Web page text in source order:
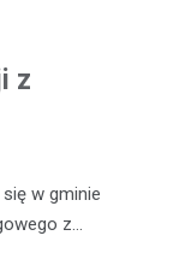
z
w gminie
z…